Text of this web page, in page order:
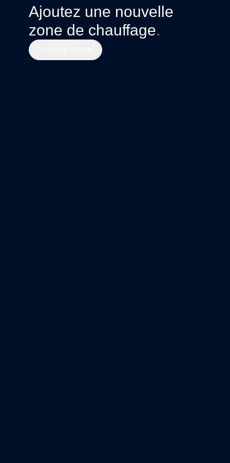
Ajoutez une nouvelle
zone de chauffage.